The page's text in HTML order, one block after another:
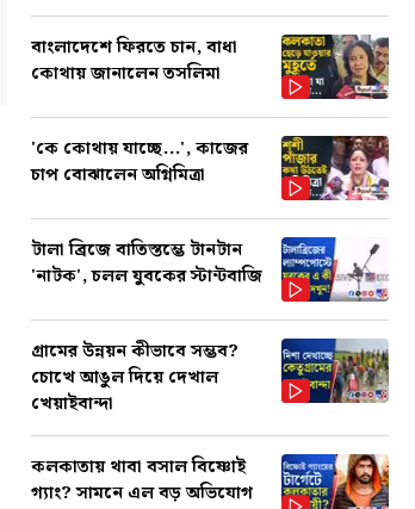
বাংলাদেশে ফিরতে চান, বাধা
কোথায় জানালেন তসলিমা
'কে কোথায় যাচ্ছে...', কাজের
চাপ বোঝালেন অগ্নিমিত্রা
টালা ব্রিজে বাতিস্তম্ভে টানটান
'নাটক', চলল যুবকের স্টান্টবাজি
গ্রামের উন্নয়ন কীভাবে সম্ভব?
চোখে আঙুল দিয়ে দেখাল
খেয়াইবান্দা
কলকাতায় থাবা বসাল বিষ্ণোই
গ্যাং? সামনে এল বড় অভিযোগ